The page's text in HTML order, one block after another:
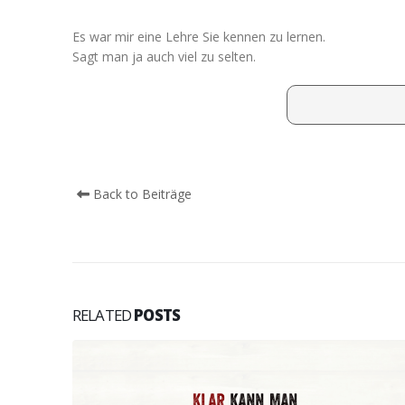
Es war mir eine Lehre Sie kennen zu lernen.
Sagt man ja auch viel zu selten.
Back to Beiträge
RELATEDPOSTS